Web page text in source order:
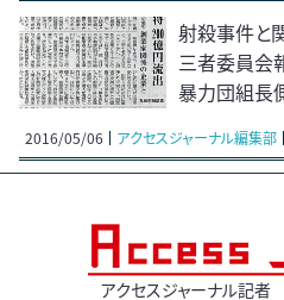
射殺事件と
三者委員会
暴力団組長
2016/05/06 アクセスジャーナル編集部
アクセスジャーナル記